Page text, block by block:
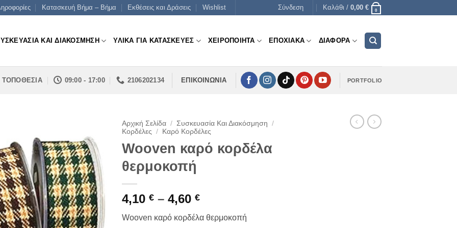
Κατασκευή Βήμα – Βήμα Εκθέσεις και Δράσεις Wishlist Σύνδεση Καλάθι / 0,00 € 0
ΚΑΙ ΔΙΑΚΟΣΜΗΣΗ ΥΛΙΚΑ ΓΙΑ ΚΑΤΑΣΚΕΥΕΣ ΧΕΙΡΟΠΟΙΗΤΑ ΕΠΟΧΙΑΚΑ ΔΙΑΦΟΡΑ
ΤΟΠΟΘΕΣΙΑ 09:00 - 17:00 2106202134 ΕΠΙΚΟΙΝΩΝΙΑ PORTFOLIO
Αρχική Σελίδα / Συσκευασία Και Διακόσμηση
/
Κορδέλες
/ Καρό Κορδέλες
Wooven καρό κορδέλα
θερμοκοπή
4,10 € – 4,60 €Price
4,10 €
Wooven καρό κορδέλα θερμοκοπή